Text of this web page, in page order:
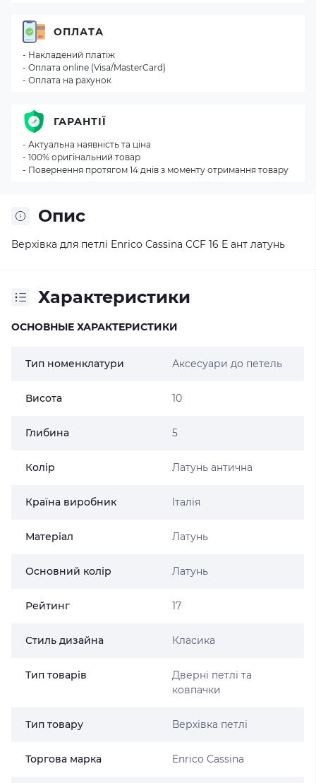
Опис
Верхівка для петлі Enrico Cassina ССF 16 E ант латунь
Характеристики
ОСНОВНЫЕ ХАРАКТЕРИСТИКИ
Тип номенклатури Аксесуари до петель
Висота 10
Глибина 5
Колір Латунь антична
Країна виробник Італія
Матеріал Латунь
Основний колір Латунь
Рейтинг 17
Стиль дизайна Класика
Тип товарів
Дверні петлі та
ковпачки
Тип товару Верхівка петлі
Торгова марка Enrico Cassina
ОПЛАТА
- Накладений платіж
- Оплата online (Visa/MasterCard)
- Оплата на рахунок
ГАРАНТІЇ
- Актуальна наявність та ціна
- 100% оригінальний товар
- Повернення протягом 14 днів з моменту отримання товару